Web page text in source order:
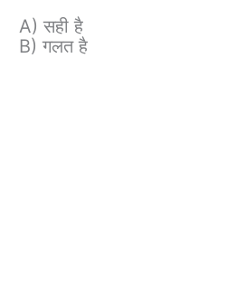
A) सही है
B) गलत है